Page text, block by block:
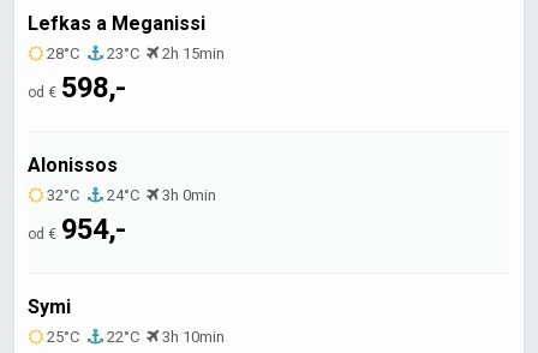
Lefkas a Meganissi
28°C 23°C 2h 15min
od € 598,-
Alonissos
32°C 24°C 3h 0min
od € 954,-
Symi
25°C 22°C 3h 10min